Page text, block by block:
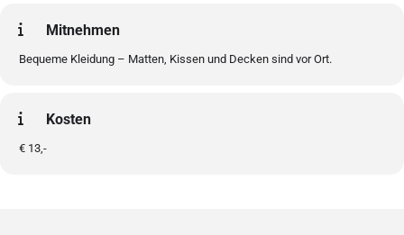
Mitnehmen
Bequeme Kleidung – Matten, Kissen und Decken sind vor Ort.
Kosten
€ 13,-